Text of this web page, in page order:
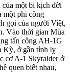
của một bi kịch đời
một phi công
gọi của người Việt,
Vào thời gian Mùa
tấn công AH-1G
Kỳ, ở gần tỉnh lỵ
cơ A-1 Skyraider ở
quen biết nhau,